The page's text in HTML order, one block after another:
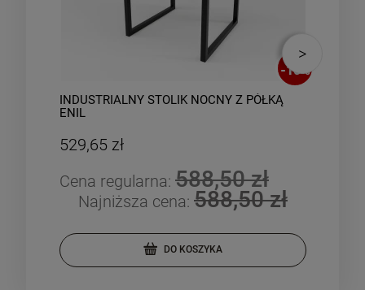
-10%
INDUSTRIALNY STOLIK NOCNY Z PÓŁKĄ
ENIL
529,65 zł
Cena regularna: 588,50 zł
Najniższa cena: 588,50 zł
DO KOSZYKA